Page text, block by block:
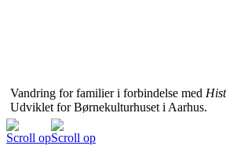
Vandring for familier i forbindelse med
Udviklet for Børnekulturhuset i Aarhus.
Scroll opScroll op